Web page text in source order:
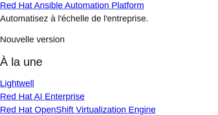
Red Hat Ansible Automation Platform
Automatisez à l'échelle de l'entreprise.
Nouvelle version
À la une
Lightwell
Red Hat AI Enterprise
Red Hat OpenShift Virtualization Engine